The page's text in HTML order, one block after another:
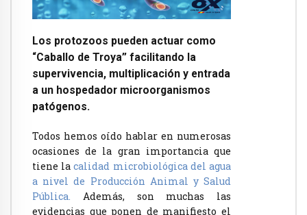
Los protozoos pueden actuar como
“Caballo de Troya” facilitando la
supervivencia, multiplicación y entrada
a un hospedador microorganismos
patógenos.
Todos hemos oído hablar en numerosas
ocasiones de la gran importancia que
tiene lacalidad microbiológica del agua
a nivel de Producción Animal y Salud
Pública.
Además, son muchas las
evidencias que ponen de manifiesto el